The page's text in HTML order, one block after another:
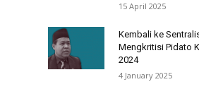
15 April 2025
Kembali ke
Mengkritisi Pidato
2024
4 January 2025